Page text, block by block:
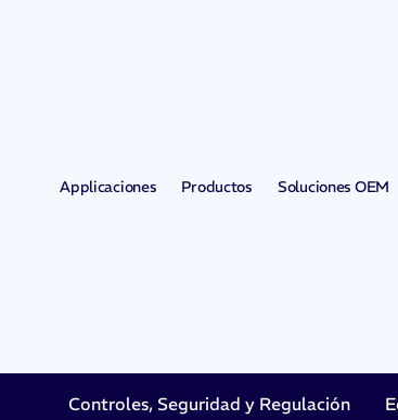
Applicaciones Productos Soluciones OEM
Controles, Seguridad y Regulación